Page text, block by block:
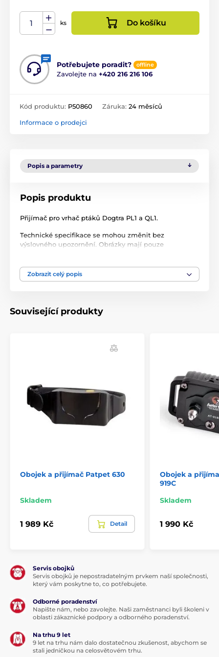
ks Do košíku
Potřebujete poradit? offline
Zavolejte na +420 216 216 106
Kód produktu: P50860 Záruka: 24 měsíců
Informace o prodejci
Popis a parametry
Popis produktu
Přijímač pro vrhač ptáků Dogtra PL1 a QL1.
Technické specifikace se mohou změnit bez
výslovného upozornění. Obrázky mají pouze
Technické specifikace se mohou změnit bez
výslovného upozornění. Obrázky mají pouze
Zobrazit celý popis
Související produkty
Obojek a přijímač Patpet 630
Skladem
1 989 Kč Detail
Obojek a
919C
Skladem
1 990 Kč
Servis obojků
Servis obojků je nepostradatelným prvkem naší společnosti,
který vám poskytne to, co potřebujete.
Odborné poradenství
Napište nám, nebo zavolejte. Naši zaměstnanci byli školeni v
oblasti zákaznické podpory a odborného poradenství.
Na trhu 9 let
9 let na trhu nám dalo dostatečnou zkušenost, abychom se
stali jedničkou na celosvětovém trhu.